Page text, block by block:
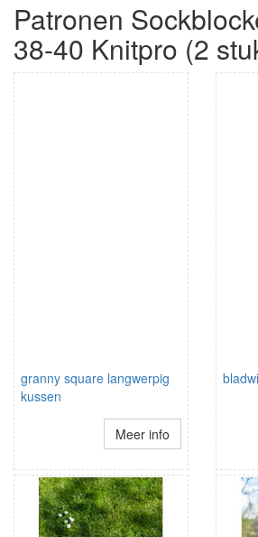
Patronen
38-40 Knitpro (2
granny square langwerpig
kussen
Meer info